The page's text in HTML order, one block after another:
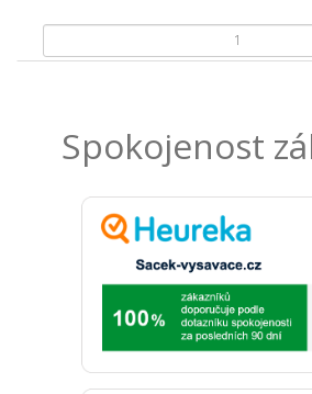
Spokojenost